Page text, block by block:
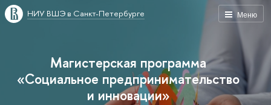
Меню
НИУ ВШЭ в Санкт-Петербурге
Магистерская программа
«Социальное предпринимательство
и инновации»